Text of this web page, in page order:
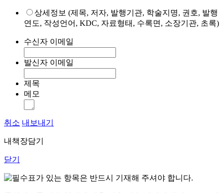
상세정보 (제목, 저자, 발행기관, 학술지명, 권호, 발행
연도, 작성언어, KDC, 자료형태, 수록면, 소장기관, 초록)
수신자 이메일
발신자 이메일
제목
메모
취소 내보내기
내책장담기
닫기
표가 있는 항목은 반드시 기재해 주셔야 합니다.